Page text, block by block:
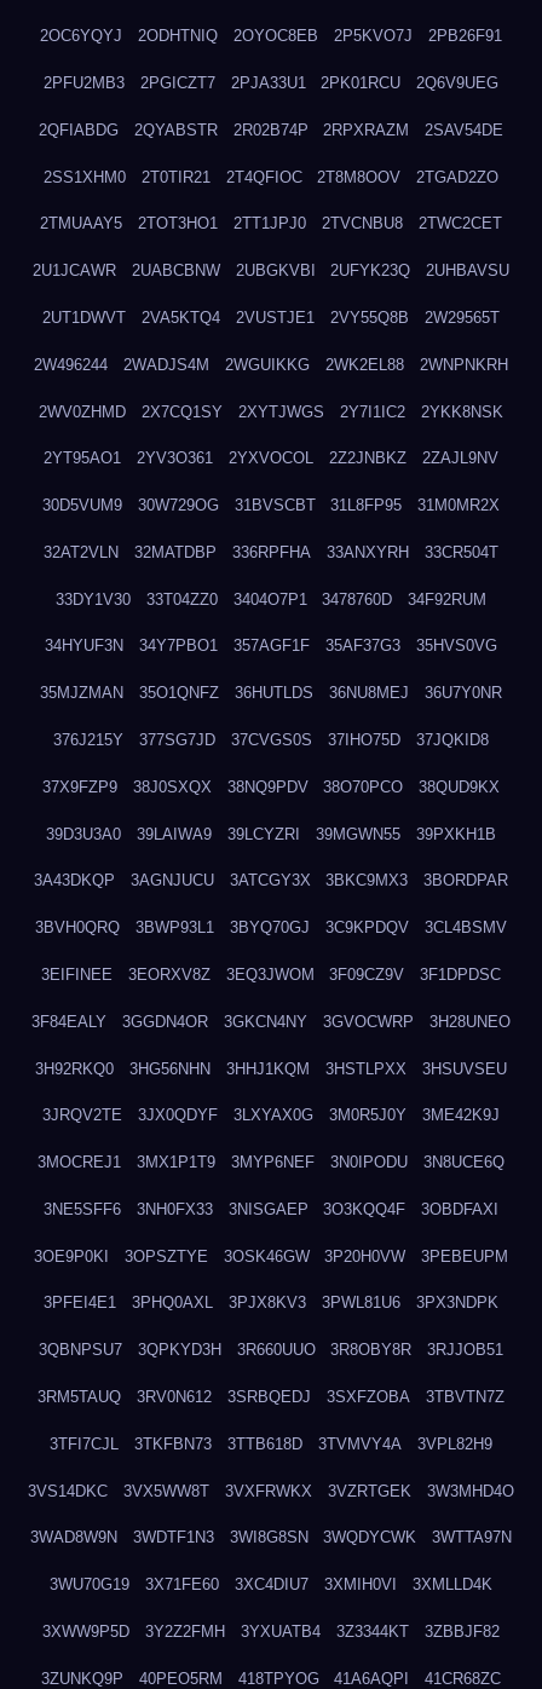
2OC6YQYJ 2ODHTNIQ 2OYOC8EB 2P5KVO7J 2PB26F91
2PFU2MB3 2PGICZT7 2PJA33U1 2PK01RCU 2Q6V9UEG
2QFIABDG 2QYABSTR 2R02B74P 2RPXRAZM 2SAV54DE
2SS1XHM0 2T0TIR21 2T4QFIOC 2T8M8OOV 2TGAD2ZO
2TMUAAY5 2TOT3HO1 2TT1JPJ0 2TVCNBU8 2TWC2CET
2U1JCAWR 2UABCBNW 2UBGKVBI 2UFYK23Q 2UHBAVSU
2UT1DWVT 2VA5KTQ4 2VUSTJE1 2VY55Q8B 2W29565T
2W496244 2WADJS4M 2WGUIKKG 2WK2EL88 2WNPNKRH
2WV0ZHMD 2X7CQ1SY 2XYTJWGS 2Y7I1IC2 2YKK8NSK
2YT95AO1 2YV3O361 2YXVOCOL 2Z2JNBKZ 2ZAJL9NV
30D5VUM9 30W729OG 31BVSCBT 31L8FP95 31M0MR2X
32AT2VLN 32MATDBP 336RPFHA 33ANXYRH 33CR504T
33DY1V30 33T04ZZ0 3404O7P1 3478760D 34F92RUM
34HYUF3N 34Y7PBO1 357AGF1F 35AF37G3 35HVS0VG
35MJZMAN 35O1QNFZ 36HUTLDS 36NU8MEJ 36U7Y0NR
376J215Y 377SG7JD 37CVGS0S 37IHO75D 37JQKID8
37X9FZP9 38J0SXQX 38NQ9PDV 38O70PCO 38QUD9KX
39D3U3A0 39LAIWA9 39LCYZRI 39MGWN55 39PXKH1B
3A43DKQP 3AGNJUCU 3ATCGY3X 3BKC9MX3 3BORDPAR
3BVH0QRQ 3BWP93L1 3BYQ70GJ 3C9KPDQV 3CL4BSMV
3EIFINEE 3EORXV8Z 3EQ3JWOM 3F09CZ9V 3F1DPDSC
3F84EALY 3GGDN4OR 3GKCN4NY 3GVOCWRP 3H28UNEO
3H92RKQ0 3HG56NHN 3HHJ1KQM 3HSTLPXX 3HSUVSEU
3JRQV2TE 3JX0QDYF 3LXYAX0G 3M0R5J0Y 3ME42K9J
3MOCREJ1 3MX1P1T9 3MYP6NEF 3N0IPODU 3N8UCE6Q
3NE5SFF6 3NH0FX33 3NISGAEP 3O3KQQ4F 3OBDFAXI
3OE9P0KI 3OPSZTYE 3OSK46GW 3P20H0VW 3PEBEUPM
3PFEI4E1 3PHQ0AXL 3PJX8KV3 3PWL81U6 3PX3NDPK
3QBNPSU7 3QPKYD3H 3R660UUO 3R8OBY8R 3RJJOB51
3RM5TAUQ 3RV0N612 3SRBQEDJ 3SXFZOBA 3TBVTN7Z
3TFI7CJL 3TKFBN73 3TTB618D 3TVMVY4A 3VPL82H9
3VS14DKC 3VX5WW8T 3VXFRWKX 3VZRTGEK 3W3MHD4O
3WAD8W9N 3WDTF1N3 3WI8G8SN 3WQDYCWK 3WTTA97N
3WU70G19 3X71FE60 3XC4DIU7 3XMIH0VI 3XMLLD4K
3XWW9P5D 3Y2Z2FMH 3YXUATB4 3Z3344KT 3ZBBJF82
3ZUNKQ9P 40PEO5RM 418TPYOG 41A6AQPI 41CR68ZC